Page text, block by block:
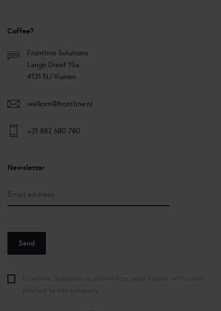
Coffee?
Frontline Solutions
Lange Dreef 15a
4131 NJ Vianen
welkom@frontline.nl
+31 882 680 780
Newsletter